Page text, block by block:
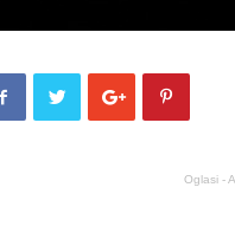
Oglasi -